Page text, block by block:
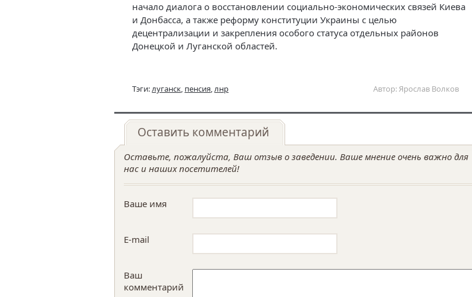
начало диалога о восстановлении социально-экономических связей Киева
и Донбасса, а также реформу конституции Украины с целью
децентрализации и закрепления особого статуса отдельных районов
Донецкой и Луганской областей.
Тэги:луганск, пенсия,лнр Автор: Ярослав Волков
Оставить комментарий
Оставьте, пожалуйста, Ваш отзыв о заведении. Ваше мнение очень важно для
нас и наших посетителей!
Ваше имя
E-mail
Ваш
комментарий